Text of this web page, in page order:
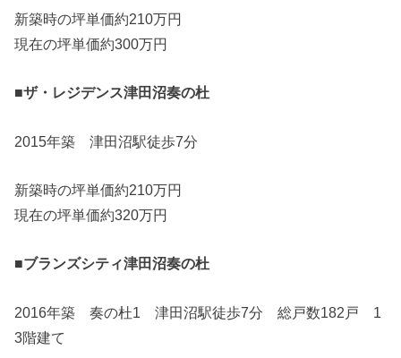
新築時の坪単価約210万円
現在の坪単価約300万円
■ザ・レジデンス津田沼奏の杜
2015年築 津田沼駅徒歩7分
新築時の坪単価約210万円
現在の坪単価約320万円
■ブランズシティ津田沼奏の杜
2016年築 奏の杜1 津田沼駅徒歩7分 総戸数182戸 1
3階建て